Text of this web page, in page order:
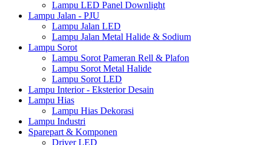
Lampu LED Panel Downlight
Lampu Jalan - PJU
Lampu Jalan LED
Lampu Jalan Metal Halide & Sodium
Lampu Sorot
Lampu Sorot Pameran Rell & Plafon
Lampu Sorot Metal Halide
Lampu Sorot LED
Lampu Interior - Eksterior Desain
Lampu Hias
Lampu Hias Dekorasi
Lampu Industri
Sparepart & Komponen
Driver LED